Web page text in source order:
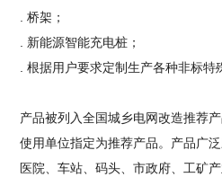
. 桥架；
. 新能源智能充电桩；
. 根据用户要求定制生产各种非标特
产品被列入全国城乡电网改造推荐
使用单位指定为推荐产品。产品广
医院、车站、码头、市政府、工矿